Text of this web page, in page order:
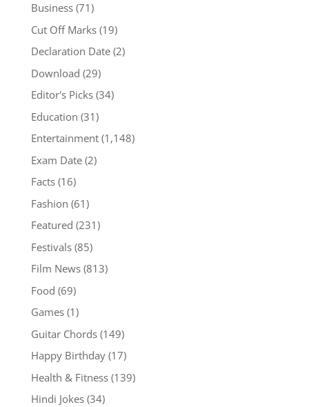
Business(71)
Cut Off Marks(19)
Declaration Date(2)
Download (29)
Editor's Picks(34)
Education (31)
Entertainment(1,148)
Exam Date(2)
Facts(16)
Fashion (61)
Featured (231)
Festivals(85)
Film News(813)
Food (69)
Games(1)
Guitar Chords(149)
Happy Birthday(17)
Health & Fitness(139)
Hindi Jokes(34)